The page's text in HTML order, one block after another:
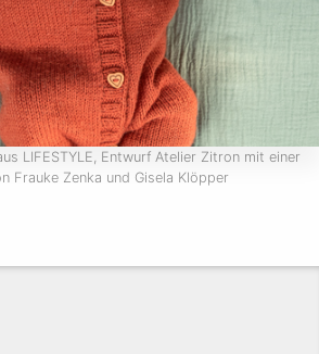
LIFESTYLE, Entwurf Atelier Zitron mit einer
Frauke Zenka und Gisela Klöpper